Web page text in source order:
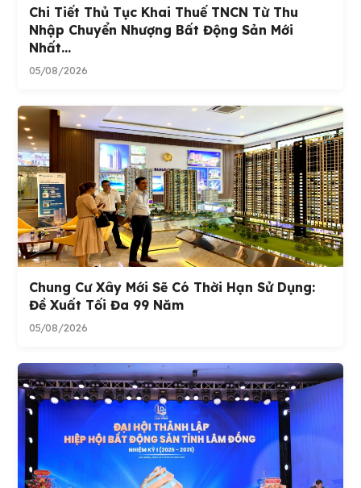
Chi Tiết Thủ Tục Khai Thuế TNCN Từ Thu
Nhập Chuyển Nhượng Bất Động Sản Mới
Nhất...
05/08/2026
Chung Cư Xây Mới Sẽ Có Thời Hạn Sử Dụng:
Đề Xuất Tối Đa 99 Năm
05/08/2026